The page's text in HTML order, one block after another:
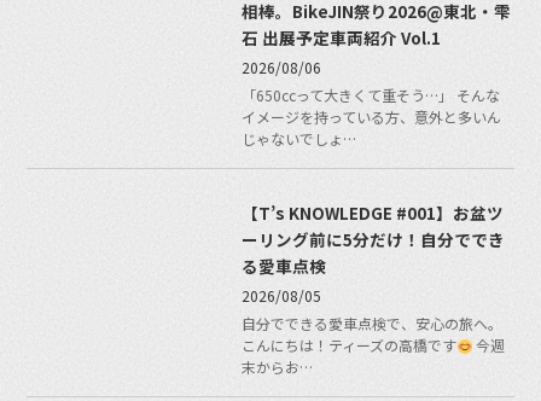
相棒。BikeJIN祭り2026@東北・雫
石 出展予定車両紹介 Vol.1
2026/08/06
「650ccって大きくて重そう…」 そんな
イメージを持っている方、意外と多いん
じゃないでしょ…
【T’s KNOWLEDGE #001】お盆ツ
ーリング前に5分だけ！自分ででき
る愛車点検
2026/08/05
自分でできる愛車点検で、安心の旅へ。
こんにちは！ティーズの高橋です
今週
末からお…